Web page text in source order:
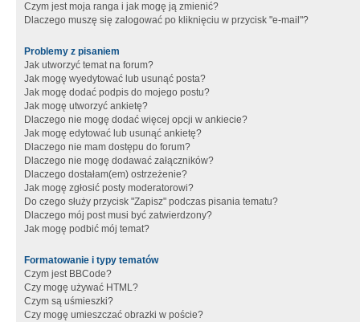
Czym jest moja ranga i jak mogę ją zmienić?
Dlaczego muszę się zalogować po kliknięciu w przycisk "e-mail"?
Problemy z pisaniem
Jak utworzyć temat na forum?
Jak mogę wyedytować lub usunąć posta?
Jak mogę dodać podpis do mojego postu?
Jak mogę utworzyć ankietę?
Dlaczego nie mogę dodać więcej opcji w ankiecie?
Jak mogę edytować lub usunąć ankietę?
Dlaczego nie mam dostępu do forum?
Dlaczego nie mogę dodawać załączników?
Dlaczego dostałam(em) ostrzeżenie?
Jak mogę zgłosić posty moderatorowi?
Do czego służy przycisk "Zapisz" podczas pisania tematu?
Dlaczego mój post musi być zatwierdzony?
Jak mogę podbić mój temat?
Formatowanie i typy tematów
Czym jest BBCode?
Czy mogę używać HTML?
Czym są uśmieszki?
Czy mogę umieszczać obrazki w poście?